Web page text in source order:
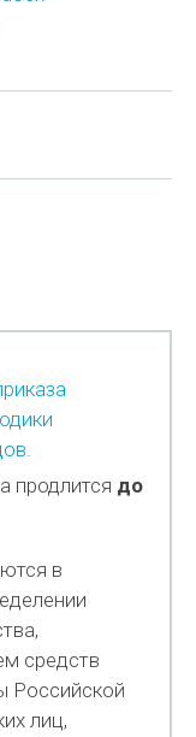
продлится до
в
средств
Российской
лиц,